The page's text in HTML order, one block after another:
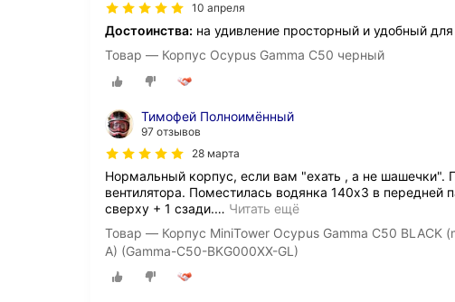
10 апреля
Достоинства: на удивление просторный и удобный
Товар — Корпус Ocypus Gamma C50 черный
Тимофей Полноимённый
97 отзывов
28 марта
Нормальный корпус, если вам "ехать , а не шашечки".
вентилятора. Поместилась водянка 140х3 в передней
сверху + 1 сзади.… Читать ещё
Товар — Корпус MiniTower Ocypus Gamma C50 BLACK
A) (Gamma-C50-BKG000XX-GL)